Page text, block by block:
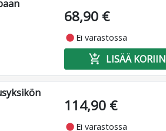
68,90 €
fiber_manual_record Ei varastossa
add_shopping_cart LISÄÄ KORIIN
114,90 €
fiber_manual_record Ei varastossa